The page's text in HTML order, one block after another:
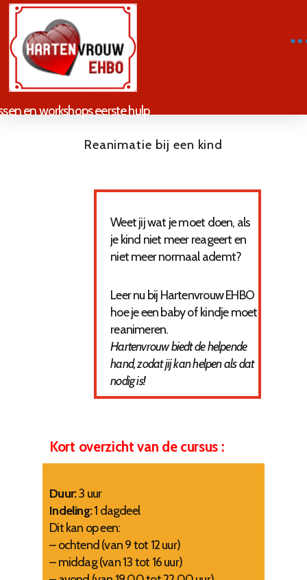
en workshops eerste hulp
Reanimatie bij een kind
Weet jij wat je moet doen, als
je kind niet meer reageert en
niet meer normaal ademt?
Leer nu bij Hartenvrouw EHBO
hoe je een baby of kindje moet
reanimeren.
Hartenvrouw biedt de helpende
hand, zodat jij kan helpen als dat
nodig is!
Kort overzicht van de cursus :
Duur:3 uur
Indeling:1 dagdeel
Dit kan op een:
– ochtend (van 9 tot 12 uur)
– middag (van 13 tot 16 uur)